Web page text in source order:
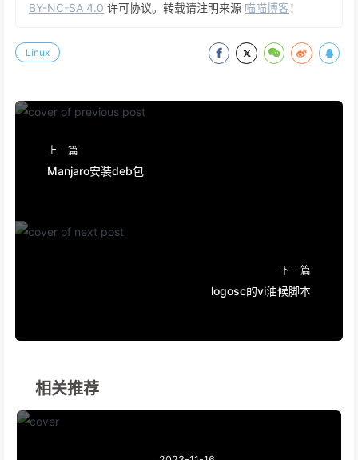
BY-NC-SA 4.0 许可协议。转载请注明来源 喵喵博客！
Linux
上一篇
Manjaro安装deb包
下一篇
logosc的vi油候脚本
相关推荐